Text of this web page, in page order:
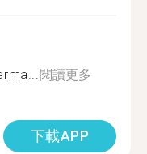
閱讀更多
下載APP